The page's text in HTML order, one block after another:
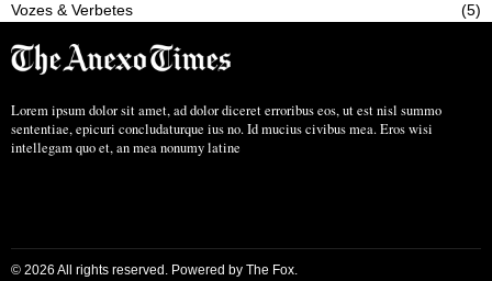
Vozes & Verbetes 5
Lorem ipsum dolor sit amet, ad dolor diceret erroribus eos, ut est nisl summo
sententiae, epicuri concludaturque ius no. Id mucius civibus mea. Eros wisi
intellegam quo et, an mea nonumy latine
© 2026 All rights reserved. Powered by The Fox.